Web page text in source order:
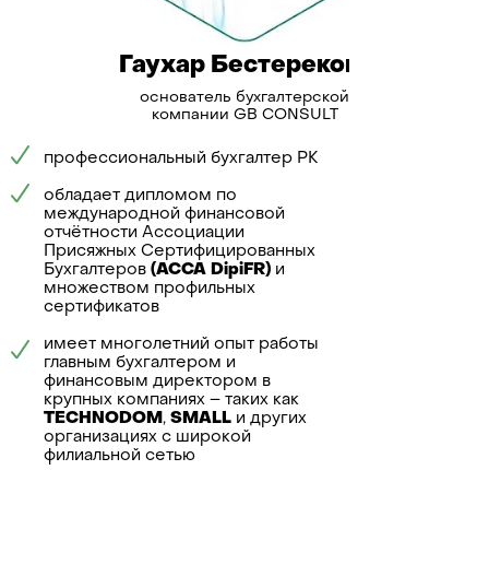
Гаухар Бестерекова
основатель бухгалтерской
компании GB CONSULT
профессиональный бухгалтер РК
обладает дипломом по
международной финансовой
отчётности Ассоциации
Присяжных Сертифицированных
Бухгалтеров (ACCA DipiFR) и
множеством профильных
сертификатов
имеет многолетний опыт работы
главным бухгалтером и
финансовым директором в
крупных компаниях – таких как
TECHNODOM , SMALL и других
организациях с широкой
филиальной сетью